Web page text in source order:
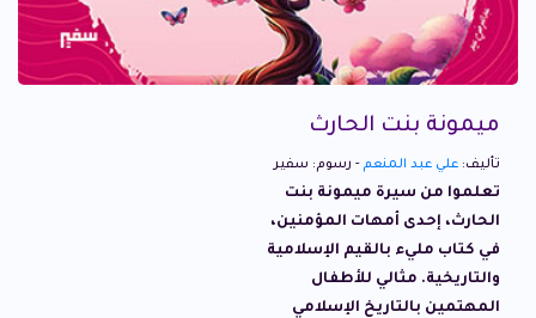
ميمونة بنت الحارث
تأليف: علي عبد المنعم - رسوم: سفير
تعلموا من سيرة ميمونة بنت
الحارث، إحدى أمهات المؤمنين،
في كتاب مليء بالقيم الإسلامية
والتاريخية. مثالي للأطفال
المهتمين بالتاريخ الإسلامي